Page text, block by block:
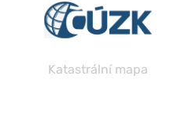
Katastrální mapa